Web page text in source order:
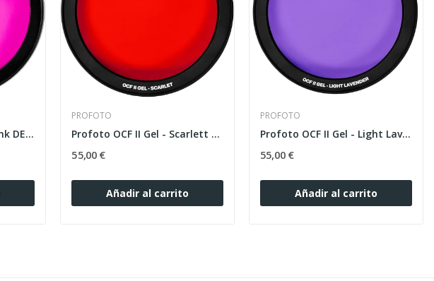
Profoto Clic Gel Rose Pink DEMO
PROFOTO
Profoto OCF II Gel - Scarlett DEMO
55,00 €
Añadir al carrito
PROFOTO
Profoto OCF II Gel - Light Lavender DEMO
55,00 €
Añadir al carrito